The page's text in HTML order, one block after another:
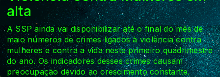
alta
A SSP ainda vai disponibilizar até o final do mês de
maio números de crimes ligados à violência contra
mulheres e contra a vida neste primeiro quadrimestre
do ano. Os indicadores desses crimes causam
preocupação devido ao crescimento constante.